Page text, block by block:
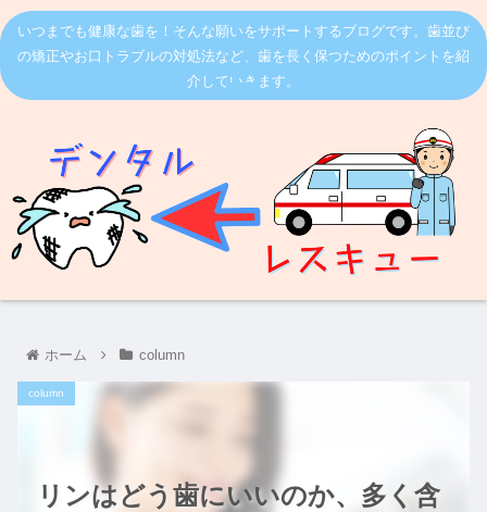
いつまでも健康な歯を！そんな願いをサポートするブログです。歯並び
の矯正やお口トラブルの対処法など、歯を長く保つためのポイントを紹
介していきます。
ホーム column
リンはどう歯にいいのか、多く含
column